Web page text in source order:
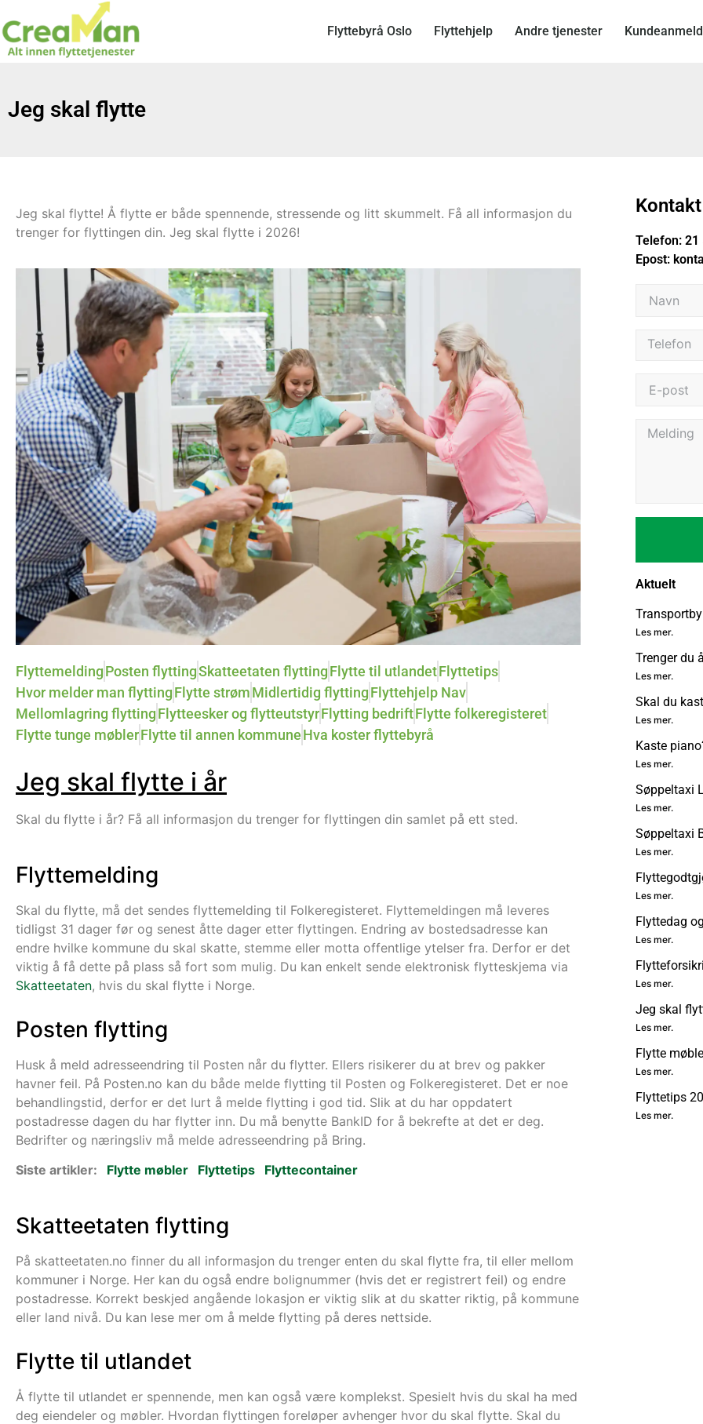
Flyttebyrå Oslo Flyttehjelp Andre tjenester
Jeg skal flytte
Jeg skal flytte! Å flytte er både spennende, stressende og litt skummelt. Få all informasjon du
trenger for flyttingen din. Jeg skal flytte i 2026!
FlyttemeldingPosten flyttingSkatteetaten flyttingFlytte til utlandetFlyttetips
Hvor melder man flyttingFlytte strømMidlertidig flyttingFlyttehjelp Nav
Mellomlagring flyttingFlytteesker og flytteutstyrFlytting bedriftFlytte folkeregisteret
Flytte tunge møblerFlytte til annen kommuneHva koster flyttebyrå
Jeg skal flytte i år
Skal du flytte i år? Få all informasjon du trenger for flyttingen din samlet på ett sted.
Flyttemelding
Skal du flytte, må det sendes flyttemelding til Folkeregisteret. Flyttemeldingen må leveres
tidligst 31 dager før og senest åtte dager etter flyttingen. Endring av bostedsadresse kan
endre hvilke kommune du skal skatte, stemme eller motta offentlige ytelser fra. Derfor er det
viktig å få dette på plass så fort som mulig. Du kan enkelt sende elektronisk flytteskjema via
Skatteetaten, hvis du skal flytte i Norge.
Posten flytting
Husk å meld adresseendring til Posten når du flytter. Ellers risikerer du at brev og pakker
havner feil. På Posten.no kan du både melde flytting til Posten og Folkeregisteret. Det er noe
behandlingstid, derfor er det lurt å melde flytting i god tid. Slik at du har oppdatert
postadresse dagen du har flytter inn. Du må benytte BankID for å bekrefte at det er deg.
Bedrifter og næringsliv må melde adresseendring på Bring.
Siste artikler:
Flytte møbler Flyttetips Flyttecontainer
Skatteetaten flytting
På skatteetaten.no finner du all informasjon du trenger enten du skal flytte fra, til eller mellom
kommuner i Norge. Her kan du også endre bolignummer (hvis det er registrert feil) og endre
postadresse. Korrekt beskjed angående lokasjon er viktig slik at du skatter riktig, på kommune
eller land nivå. Du kan lese mer om å melde flytting på deres nettside.
Flytte til utlandet
Å flytte til utlandet er spennende, men kan også være komplekst. Spesielt hvis du skal ha med
deg eiendeler og møbler. Hvordan flyttingen foreløper avhenger hvor du skal flytte. Skal du
Kontakt
Telefon: 21
Epost:
Aktuelt
Les mer.
Trenger du
Les mer.
Skal du
Les mer.
Kaste
Les mer.
Søppeltaxi
Les mer.
Søppeltaxi
Les mer.
Les mer.
Flyttedag
Les mer.
Les mer.
Jeg skal
Les mer.
Flytte
Les mer.
Flyttetips
Les mer.